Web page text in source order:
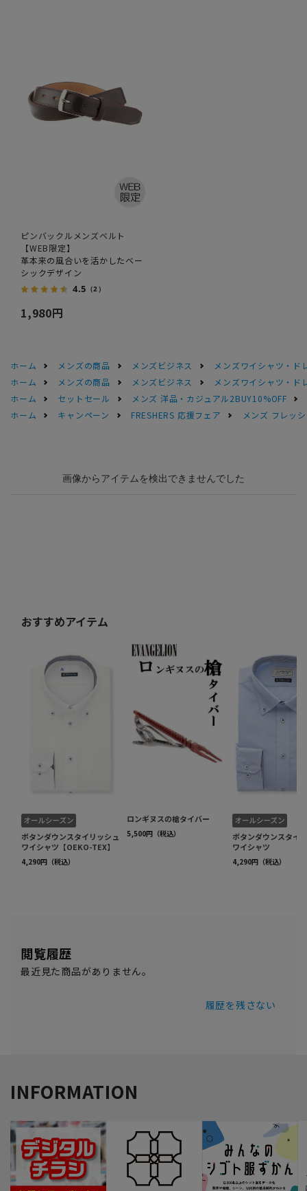
ピンバックルメンズベルト
【WEB限定】
革本来の風合いを活かしたベー
シックデザイン
4.5 （2）
1,980円
ホーム メンズの商品 メンズビジネス
メンズワイシャツ・ド
ホーム
メンズの商品 メンズビジネス
メンズワイシャツ・ド
ホーム
セットセール
メンズ 洋品・カジュアル2BUY10%OFF
ホーム
キャンペーン FRESHERS 応援フェア メンズ フレッ
閲覧履歴
最近見た商品がありません。
履歴を残さない
INFORMATION